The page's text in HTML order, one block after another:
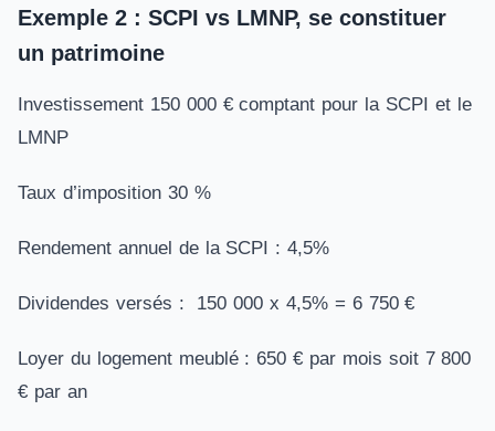
Exemple 2 : SCPI vs LMNP, se constituer
un patrimoine
Investissement 150 000 € comptant pour la SCPI et le
LMNP
Taux d’imposition 30 %
Rendement annuel de la SCPI : 4,5%
Dividendes versés : 150 000 x 4,5% = 6 750 €
Loyer du logement meublé : 650 € par mois soit 7 800
€ par an